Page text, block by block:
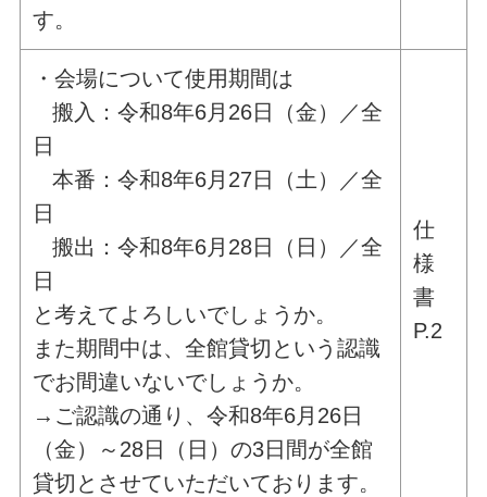
す。
・会場について使用期間は
搬入：令和8年6月26日（金）／全
日
本番：令和8年6月27日（土）／全
日
搬出：令和8年6月28日（日）／全
日
と考えてよろしいでしょうか。
また期間中は、全館貸切という認識
でお間違いないでしょうか。
→ご認識の通り、令和8年6月26日
（金）～28日（日）の3日間が全館
貸切とさせていただいております。
仕
様
書
P.2